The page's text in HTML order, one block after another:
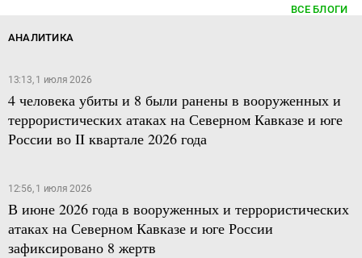
ВСЕ БЛОГИ
АНАЛИТИКА
13:13, 1 июля 2026
4 человека убиты и 8 были ранены в вооруженных и
террористических атаках на Северном Кавказе и юге
России во II квартале 2026 года
12:56, 1 июля 2026
В июне 2026 года в вооруженных и террористических
атаках на Северном Кавказе и юге России
зафиксировано 8 жертв